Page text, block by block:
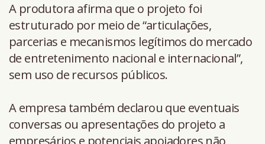
A produtora afirma que o projeto foi
estruturado por meio de “articulações,
parcerias e mecanismos legítimos do mercado
de entretenimento nacional e internacional”,
sem uso de recursos públicos.
A empresa também declarou que eventuais
conversas ou apresentações do projeto a